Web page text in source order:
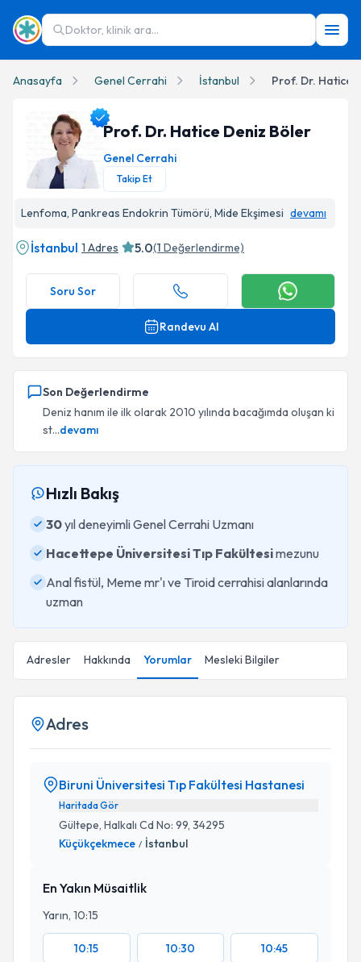
Doktor, klinik ara...
Anasayfa Genel Cerrahi İstanbul Prof. Dr. Hatice
Prof. Dr. Hatice Deniz Böler
Genel Cerrahi
Takip Et
Lenfoma, Pankreas Endokrin Tümörü, Mide Ekşimesi devamı
İstanbul 1 Adres 5.0(1 Değerlendirme)
Soru Sor
Randevu Al
Son Değerlendirme
Deniz hanım ile ilk olarak 2010 yılında bacağımda oluşan ki
st...devamı
Hızlı Bakış
30yıl deneyimli Genel Cerrahi Uzmanı
Hacettepe Üniversitesi Tıp Fakültesimezunu
Anal fistül, Meme mr'ı ve Tiroid cerrahisi alanlarında
uzman
Adresler Hakkında Yorumlar Mesleki Bilgiler
Adres
Biruni Üniversitesi Tıp Fakültesi Hastanesi
Haritada Gör
Gültepe, Halkalı Cd No: 99, 34295
Küçükçekmece / İstanbul
En Yakın Müsaitlik
Yarın, 10:15
10:15 10:30 10:45